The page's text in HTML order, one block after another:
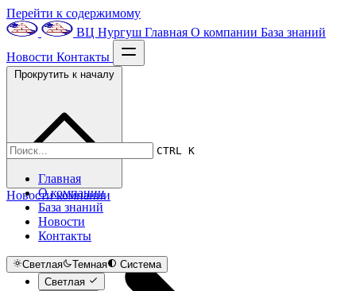
Перейти к содержимому
ВЦ Нургуш Главная О компании База знаний
Новости Контакты
CTRL K
Главная
О компании
База знаний
Новости
Контакты
Светлая Темная
Система
Светлая
Прокрутить к началу
Новости компании